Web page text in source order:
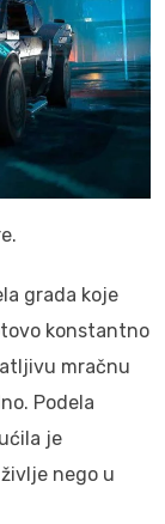
grada koje
konstantno
mračnu
Podela
je
nego u